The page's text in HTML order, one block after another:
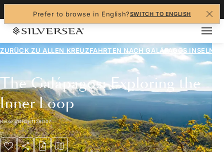
Prefer to browse in English?SWITCH TO ENGLISH
ZURÜCK ZU ALLEN KREUZFAHRTEN NACH GALÁPAGOS INSELN
The Galápagos: Exploring the
Inner Loop
Reise#OR261128007